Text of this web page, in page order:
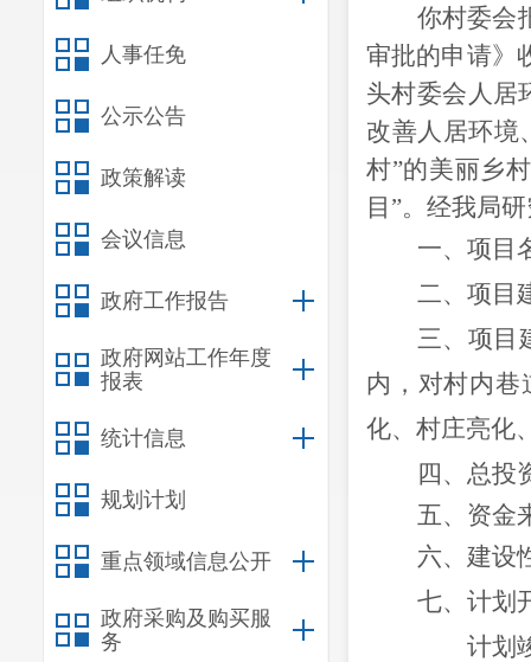
人事任免
公示公告
政策解读
会议信息
政府工作报告
政府网站工作年度
报表
统计信息
规划计划
重点领域信息公开
政府采购及购买服
务
你村委会
审批的申请》
头村委会人居
改善人居环境
村”的美丽乡
目 ”。 经我局
一、项目
二、项目
三、项目
内，对村内巷
化、村庄亮化
四、总投
五、资金
六、建设
七、计划
计划